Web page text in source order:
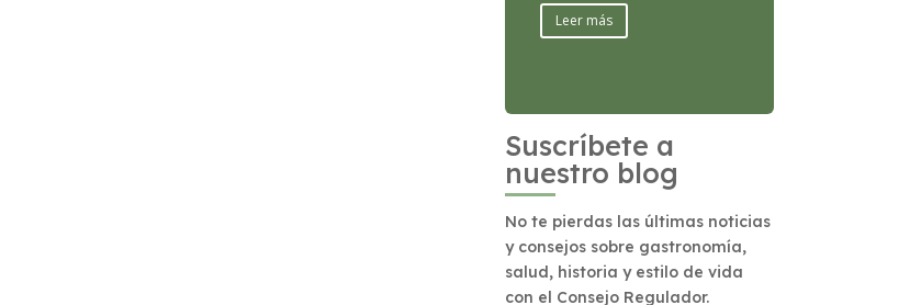
Leer más
Suscríbete a
nuestro blog
No te pierdas las últimas noticias
y consejos sobre gastronomía,
salud, historia y estilo de vida
con el Consejo Regulador.